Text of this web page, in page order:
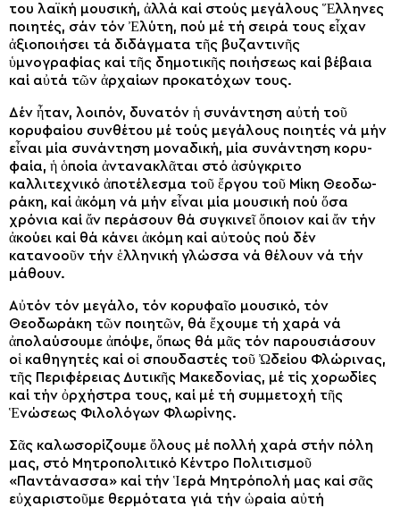
του λαϊκή μουσική, ἀλλά καί στούς μεγάλους Ἕλληνες
ποιητές, σάν τόν Ἐλύτη, πού μέ τή σειρά τους εἶχαν
ἀξιοποιήσει τά διδάγματα τῆς βυζαντινῆς
ὑμνογραφίας καί τῆς δημοτικῆς ποιήσεως καί βέ­βαια
καί αὐτά τῶν ἀρχαίων προκα­τό­χων τους.
Δέν ἦταν, λοιπόν, δυνα­τόν ἡ συνάντηση αὐτή τοῦ
κορυφαίου συνθέτου μέ τούς μεγάλους ποιη­τές νά μήν
εἶναι μία συνάντηση μοναδική, μία συνάντηση κορυ­
φαία, ἡ ὁποία ἀντανακλᾶται στό ἀσύγκριτο
καλλιτεχνικό ἀποτέλε­σμα τοῦ ἔργου τοῦ Μίκη Θεοδω­
ράκη, καί ἀκόμη νά μήν εἶναι μία μουσική πού ὅσα
χρόνια καί ἄν περάσουν θά συγκινεῖ ὅποιον καί ἄν τήν
ἀκούει καί θά κάνει ἀκόμη καί αὐτούς πού δέν
κατανοοῦν τήν ἑλληνική γλώσσα νά θέλουν νά τήν
μάθουν.
Αὐτόν τόν μεγάλο, τόν κορυφαῖο μουσικό, τόν
Θεοδωράκη τῶν ποιη­τῶν, θά ἔχουμε τή χαρά νά
ἀπολαύσουμε ἀπόψε, ὅπως θά μᾶς τόν παρουσιάσουν
οἱ καθηγητές καί οἱ σπουδαστές τοῦ Ὠδείου Φλώ­ρινας,
τῆς Περιφέρειας Δυτι­κῆς Μακεδονίας, μέ τίς χορωδίες
καί τήν ὀρχήστρα τους, καί μέ τή συμμετοχή τῆς
Ἑνώσεως Φιλολό­γων Φλωρίνης.
Σᾶς καλωσορίζουμε ὅλους μέ πολλή χαρά στήν πόλη
μας, στό Μη­τροπολιτικό Κέντρο Πολιτι­σμοῦ
«Παντάνασσα» καί τήν Ἱερά Μητρόπολή μας καί σᾶς
εὐχαρι­στοῦμε θερμότατα γιά τήν ὡραία αὐτή